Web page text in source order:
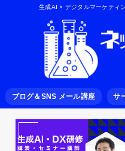
生成AI × デジタルマーケティ
ブログ＆SNS メール講座 サ